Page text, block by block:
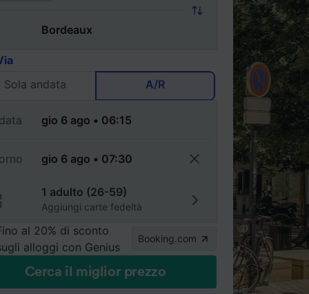
Sola andata
A/R
1 adulto (26-59)
Aggiungi carte fedeltà
al 20% di sconto
alloggi con Genius
Booking.com
Cerca il miglior prezzo